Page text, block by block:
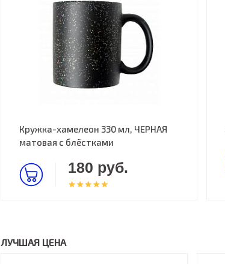
Кружка-хамелеон 330 мл, ЧЕРНАЯ
матовая с блёстками
180 руб.
ЛУЧШАЯ ЦЕНА